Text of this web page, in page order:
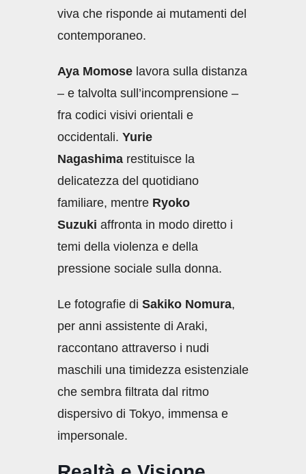
viva che risponde ai mutamenti del
contemporaneo.
Aya Momose lavora sulla distanza
– e talvolta sull’incomprensione –
fra codici visivi orientali e
occidentali. Yurie
Nagashima restituisce la
delicatezza del quotidiano
familiare, mentre Ryoko
Suzuki affronta in modo diretto i
temi della violenza e della
pressione sociale sulla donna.
Le fotografie di Sakiko Nomura,
per anni assistente di Araki,
raccontano attraverso i nudi
maschili una timidezza esistenziale
che sembra filtrata dal ritmo
dispersivo di Tokyo, immensa e
impersonale.